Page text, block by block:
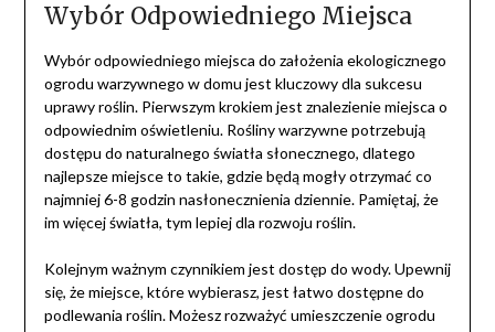
Wybór Odpowiedniego Miejsca
Wybór odpowiedniego miejsca do założenia ekologicznego
ogrodu warzywnego w domu jest kluczowy dla sukcesu
uprawy roślin. Pierwszym krokiem jest znalezienie miejsca o
odpowiednim oświetleniu. Rośliny warzywne potrzebują
dostępu do naturalnego światła słonecznego, dlatego
najlepsze miejsce to takie, gdzie będą mogły otrzymać co
najmniej 6-8 godzin nasłonecznienia dziennie. Pamiętaj, że
im więcej światła, tym lepiej dla rozwoju roślin.
Kolejnym ważnym czynnikiem jest dostęp do wody. Upewnij
się, że miejsce, które wybierasz, jest łatwo dostępne do
podlewania roślin. Możesz rozważyć umieszczenie ogrodu